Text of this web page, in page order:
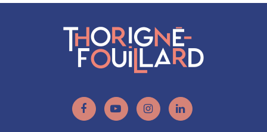
Lien
Lien
Lien
Lien